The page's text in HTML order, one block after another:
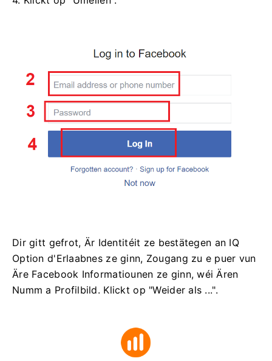
Dir gitt gefrot, Är Identitéit ze bestätegen an IQ
Option d'Erlaabnes ze ginn, Zougang zu e puer vun
Äre Facebook Informatiounen ze ginn, wéi Ären
Numm a Profilbild. Klickt op "Weider als ...".